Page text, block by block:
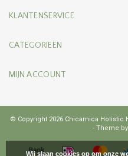
KLANTENSERVICE
CATEGORIEËN
MIJN ACCOUNT
© Copyright 2026 Chicamica Holistic
- Theme by
Wij slaan cookies op om onze